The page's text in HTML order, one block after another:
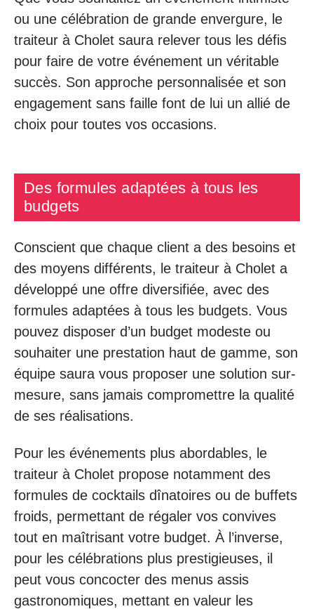
ou une célébration de grande envergure, le
traiteur à Cholet saura relever tous les défis
pour faire de votre événement un véritable
succès. Son approche personnalisée et son
engagement sans faille font de lui un allié de
choix pour toutes vos occasions.
Des formules adaptées à tous les
budgets
Conscient que chaque client a des besoins et
des moyens différents, le traiteur à Cholet a
développé une offre diversifiée, avec des
formules adaptées à tous les budgets. Vous
pouvez disposer d’un budget modeste ou
souhaiter une prestation haut de gamme, son
équipe saura vous proposer une solution sur-
mesure, sans jamais compromettre la qualité
de ses réalisations.
Pour les événements plus abordables, le
traiteur à Cholet propose notamment des
formules de cocktails dînatoires ou de buffets
froids, permettant de régaler vos convives
tout en maîtrisant votre budget. À l’inverse,
pour les célébrations plus prestigieuses, il
peut vous concocter des menus assis
gastronomiques, mettant en valeur les